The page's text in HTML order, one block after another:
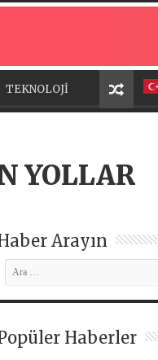
TEKNOLOJİ
YOLLAR
Arayın
Haberler